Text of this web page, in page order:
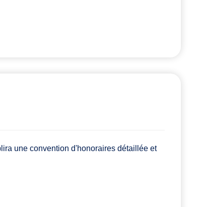
une convention d'honoraires détaillée et